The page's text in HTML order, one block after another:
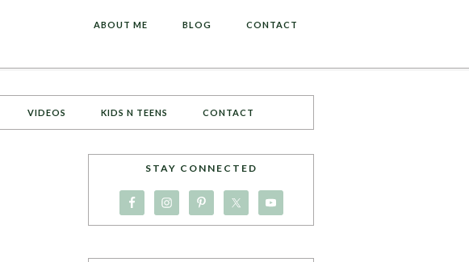
ABOUT ME BLOG CONTACT
VIDEOS KIDS N TEENS CONTACT
STAY CONNECTED